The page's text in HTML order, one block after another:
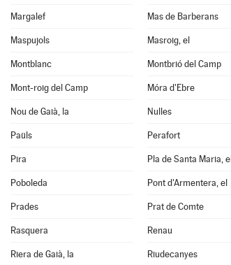
Margalef Mas de Barberans
Maspujols Masroig, el
Montblanc Montbrió del Camp
Mont-roig del Camp Móra d'Ebre
Nou de Gaià, la Nulles
Paüls Perafort
Pira Pla de Santa Maria, el
Poboleda Pont d'Armentera, el
Prades Prat de Comte
Rasquera Renau
Riera de Gaià, la Riudecanyes